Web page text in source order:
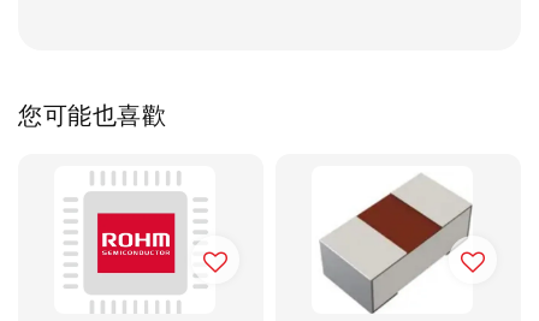
您可能也喜歡